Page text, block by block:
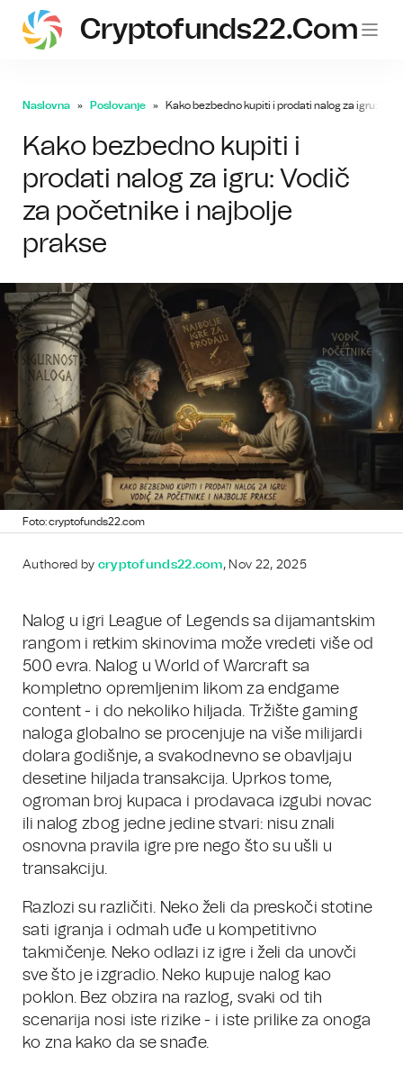
Cryptofunds22.com
Naslovna Poslovanje Kako bezbedno kupiti i prodati nalog za igru:
Kako bezbedno kupiti i
prodati nalog za igru: Vodič
za početnike i najbolje
prakse
Foto: cryptofunds22.com
Authored by cryptofunds22.com, Nov 22, 2025
Nalog u igri League of Legends sa dijamantskim
rangom i retkim skinovima može vredeti više od
500 evra. Nalog u World of Warcraft sa
kompletno opremljenim likom za endgame
content - i do nekoliko hiljada. Tržište gaming
naloga globalno se procenjuje na više milijardi
dolara godišnje, a svakodnevno se obavljaju
desetine hiljada transakcija. Uprkos tome,
ogroman broj kupaca i prodavaca izgubi novac
ili nalog zbog jedne jedine stvari: nisu znali
osnovna pravila igre pre nego što su ušli u
transakciju.
Razlozi su različiti. Neko želi da preskoči stotine
sati igranja i odmah uđe u kompetitivno
takmičenje. Neko odlazi iz igre i želi da unovči
sve što je izgradio. Neko kupuje nalog kao
poklon. Bez obzira na razlog, svaki od tih
scenarija nosi iste rizike - i iste prilike za onoga
ko zna kako da se snađe.